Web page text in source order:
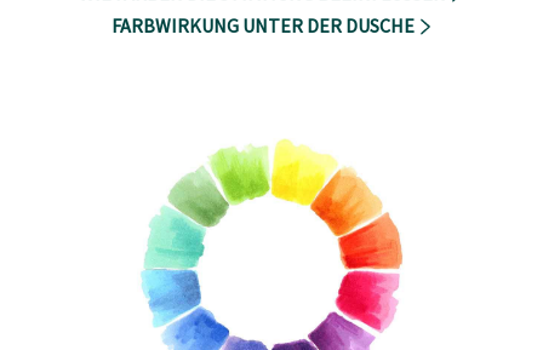
FARBWIRKUNG UNTER DER DUSCHE